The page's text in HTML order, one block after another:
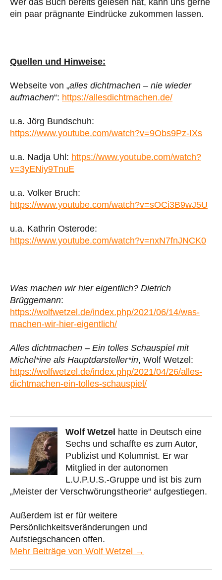
ein paar prägnante Eindrücke zukommen lassen.
Quellen und Hinweise:
Webseite von „alles dichtmachen – nie wieder
aufmachen“: https://allesdichtmachen.de/
u.a. Jörg Bundschuh:
https://www.youtube.com/watch?v=9Obs9Pz-IXs
u.a. Nadja Uhl: https://www.youtube.com/watch?
v=3yENiy9TnuE
u.a. Volker Bruch:
https://www.youtube.com/watch?v=sOCi3B9wJ5U
u.a. Kathrin Osterode:
https://www.youtube.com/watch?v=nxN7fnJNCK0
Was machen wir hier eigentlich? Dietrich
Brüggemann:
https://wolfwetzel.de/index.php/2021/06/14/was-
machen-wir-hier-eigentlich/
Alles dichtmachen – Ein tolles Schauspiel mit
Michel*ine als Hauptdarsteller*in, Wolf Wetzel:
https://wolfwetzel.de/index.php/2021/04/26/alles-
dichtmachen-ein-tolles-schauspiel/
Wolf Wetzel hatte in Deutsch eine
Sechs und schaffte es zum Autor,
Publizist und Kolumnist. Er war
Mitglied in der autonomen
L.U.P.U.S.-Gruppe und ist bis zum
„Meister der Verschwörungstheorie“ aufgestiegen.
Außerdem ist er für weitere
Persönlichkeitsveränderungen und
Aufstiegschancen offen.
Mehr Beiträge von Wolf Wetzel →